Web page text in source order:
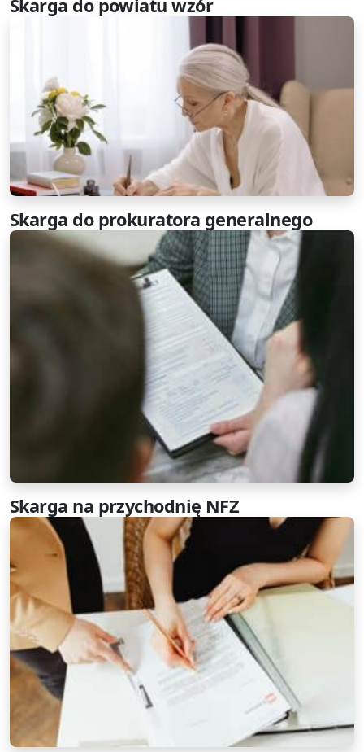
Skarga do powiatu wzór
Skarga do prokuratora generalnego
Skarga na przychodnię NFZ